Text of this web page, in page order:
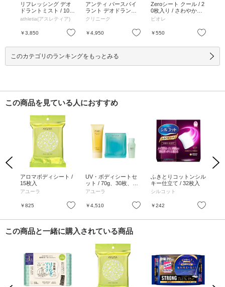
お気に入り
リフレッシング デオ
ドラントミスト / 100
mL / セダ―ウッドの
香り / 100mL
athletia(アスレティア)
￥3,850 お気に入り
アンティ パースパイ
ラント デオドラント
ロールオン N <医薬部
5mL
クリニーク
￥4,950 お気に入り
Zeroシート クール / 2
0枚入り / さわやかな
せっけんの香り / 20枚
ビオレ
￥550
このカテゴリのランキングをもっとみる
この商品を見ている人におすすめ
Previous
お気に入り
アロマボディシート /
15枚入
アユーラ
￥825 お気に入り
UV・ボディシートセ
ット / 70g、30枚、50
mL
アユーラ
￥4,510 お気に入り
ふきとりコットンシル
キー仕立て / 32枚入
シルコット
￥242
Next
この商品と一緒に購入されている商品